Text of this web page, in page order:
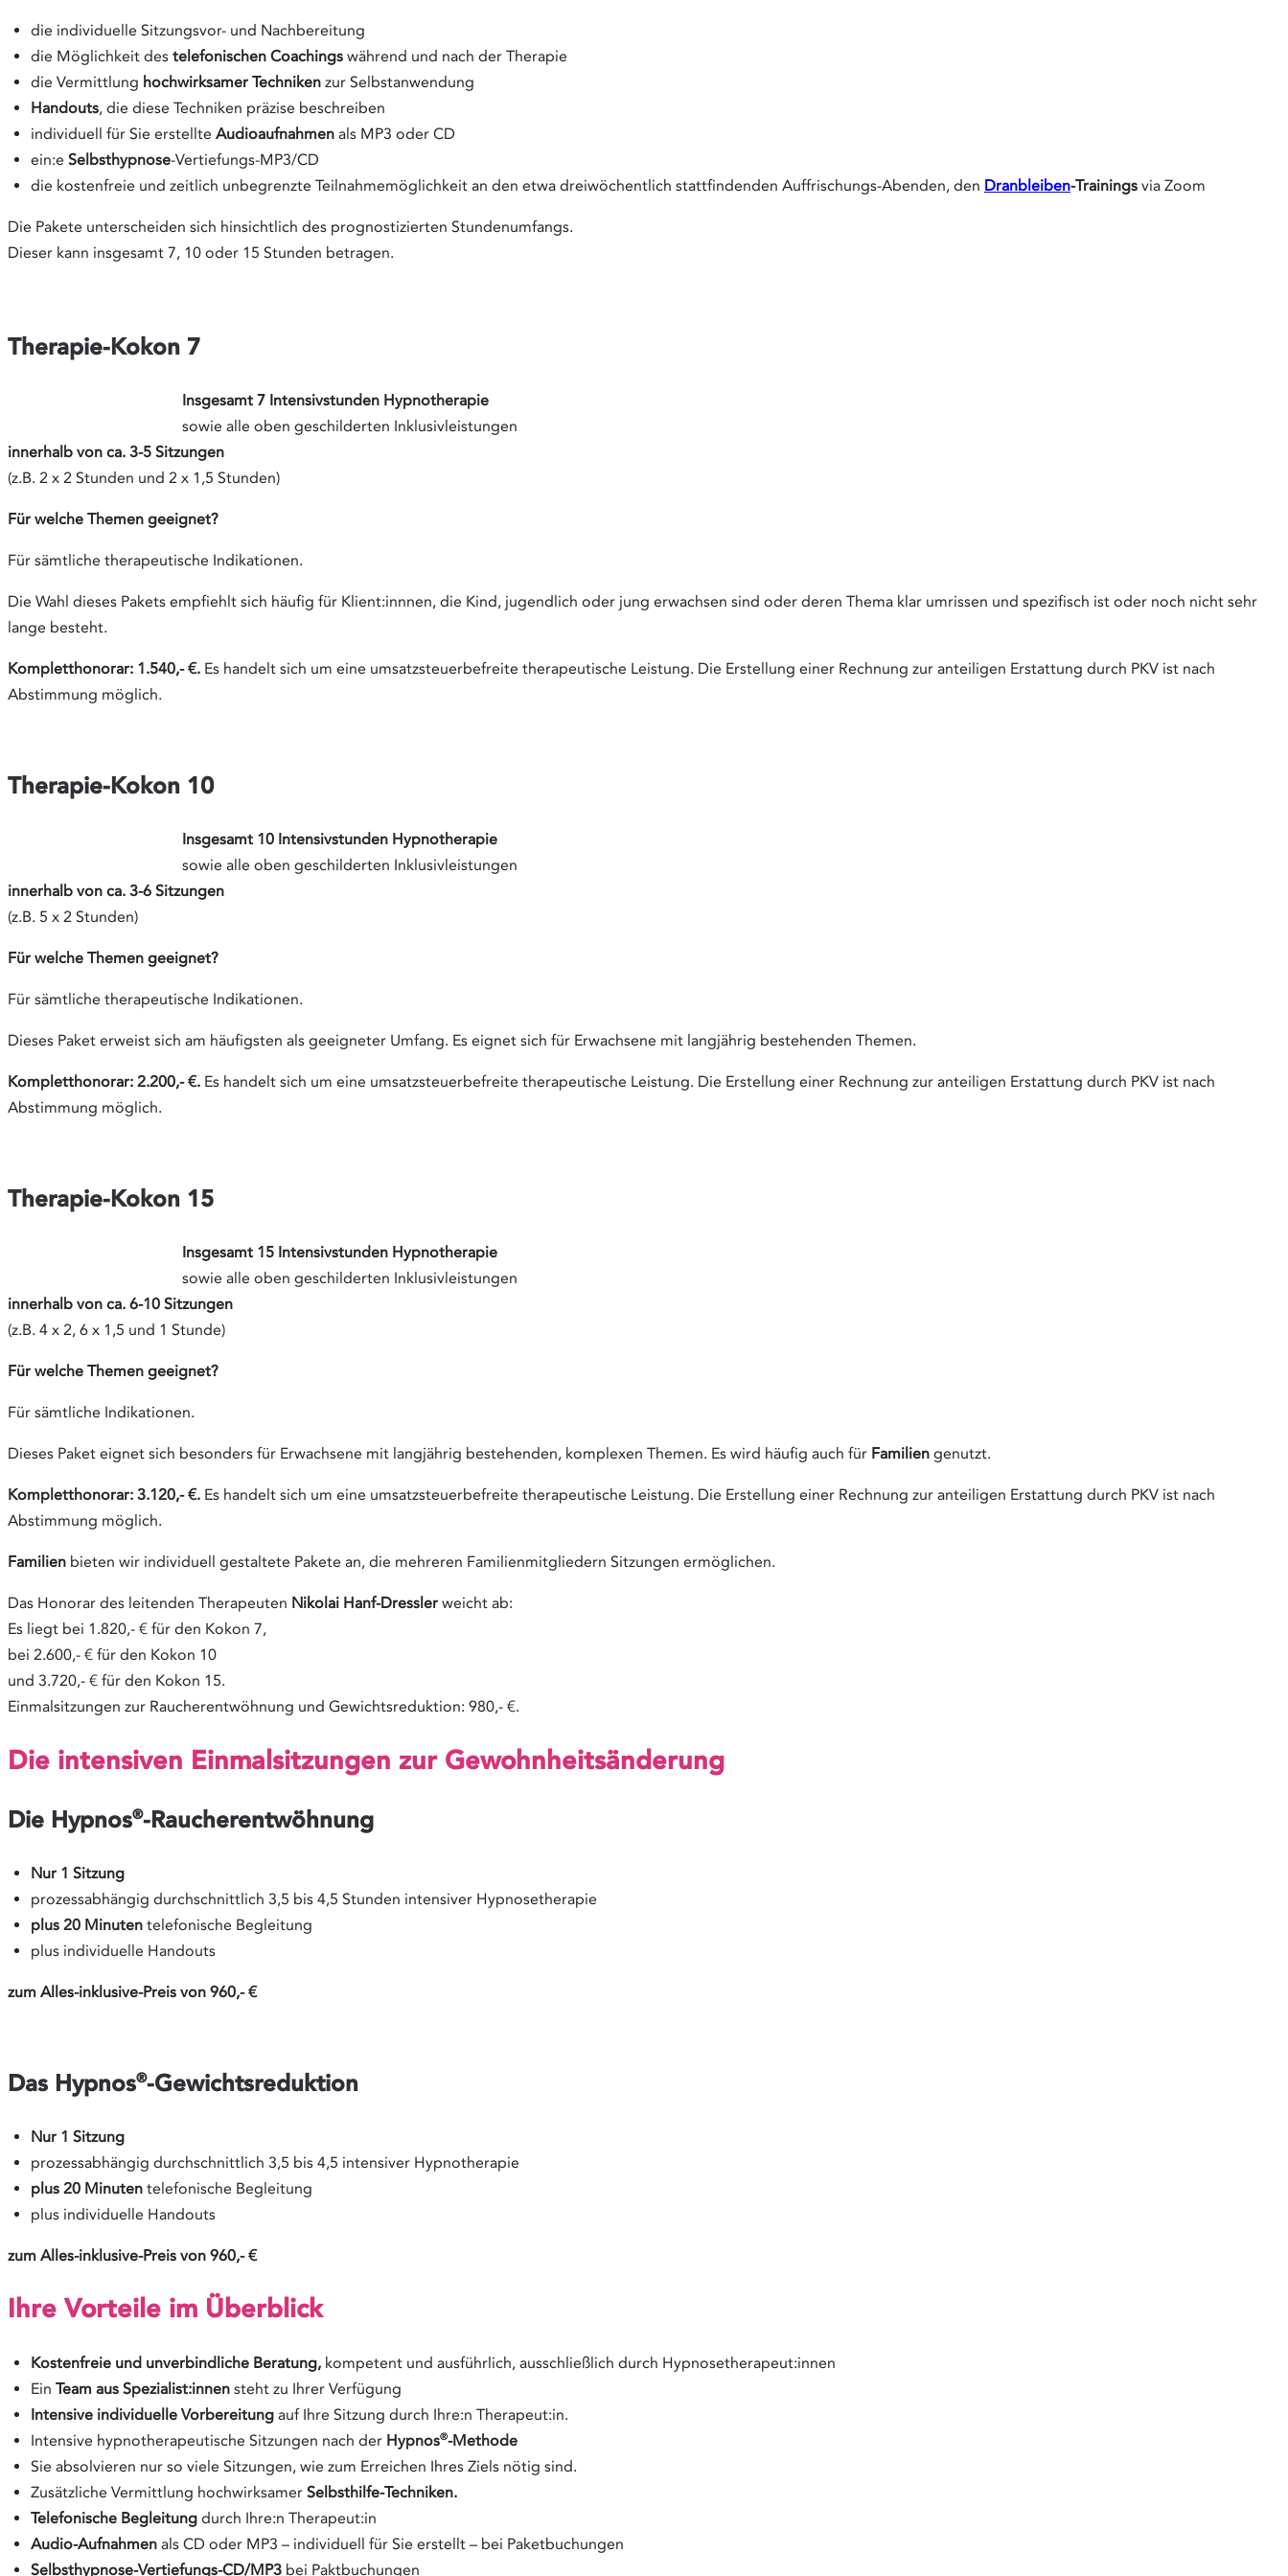
die individuelle Sitzungsvor- und Nachbereitung
die Möglichkeit des telefonischen Coachings während und nach der Therapie
die Vermittlung hochwirksamer Techniken zur Selbstanwendung
Handouts, die diese Techniken präzise beschreiben
individuell für Sie erstellte Audioaufnahmen als MP3 oder CD
ein:e Selbsthypnose-Vertiefungs-MP3/CD
die kostenfreie und zeitlich unbegrenzte Teilnahmemöglichkeit an den etwa dreiwöchentlich stattfindenden Auffrischungs-Abenden, den Dranbleiben-Trainings via Zoom
Die Pakete unterscheiden sich hinsichtlich des prognostizierten Stundenumfangs.
Dieser kann insgesamt 7, 10 oder 15 Stunden betragen.
Therapie-Kokon 7
Insgesamt 7 Intensivstunden Hypnotherapie
sowie alle oben geschilderten Inklusivleistungen
innerhalb von ca. 3-5 Sitzungen
(z.B. 2 x 2 Stunden und 2 x 1,5 Stunden)
Für welche Themen geeignet?
Für sämtliche therapeutische Indikationen.
Die Wahl dieses Pakets empfiehlt sich häufig für Klient:innnen, die Kind, jugendlich oder jung erwachsen sind oder deren Thema klar umrissen und spezifisch ist oder noch nicht sehr
lange besteht.
Kompletthonorar: 1.540,- €. Es handelt sich um eine umsatzsteuerbefreite therapeutische Leistung. Die Erstellung einer Rechnung zur anteiligen Erstattung durch PKV ist nach
Abstimmung möglich.
Therapie-Kokon 10
Insgesamt 10 Intensivstunden Hypnotherapie
sowie alle oben geschilderten Inklusivleistungen
innerhalb von ca. 3-6 Sitzungen
(z.B. 5 x 2 Stunden)
Für welche Themen geeignet?
Für sämtliche therapeutische Indikationen.
Dieses Paket erweist sich am häufigsten als geeigneter Umfang. Es eignet sich für Erwachsene mit langjährig bestehenden Themen.
Kompletthonorar: 2.200,- €. Es handelt sich um eine umsatzsteuerbefreite therapeutische Leistung. Die Erstellung einer Rechnung zur anteiligen Erstattung durch PKV ist nach
Abstimmung möglich.
Therapie-Kokon 15
Insgesamt 15 Intensivstunden Hypnotherapie
sowie alle oben geschilderten Inklusivleistungen
innerhalb von ca. 6-10 Sitzungen
(z.B. 4 x 2, 6 x 1,5 und 1 Stunde)
Für welche Themen geeignet?
Für sämtliche Indikationen.
Dieses Paket eignet sich besonders für Erwachsene mit langjährig bestehenden, komplexen Themen. Es wird häufig auch für Familien genutzt.
Kompletthonorar: 3.120,- €. Es handelt sich um eine umsatzsteuerbefreite therapeutische Leistung. Die Erstellung einer Rechnung zur anteiligen Erstattung durch PKV ist nach
Abstimmung möglich.
Familien bieten wir individuell gestaltete Pakete an, die mehreren Familienmitgliedern Sitzungen ermöglichen.
Das Honorar des leitenden Therapeuten Nikolai Hanf-Dressler weicht ab:
Es liegt bei 1.820,- € für den Kokon 7,
bei 2.600,- € für den Kokon 10
und 3.720,- € für den Kokon 15.
Einmalsitzungen zur Raucherentwöhnung und Gewichtsreduktion: 980,- €.
Die intensiven Einmalsitzungen zur Gewohnheitsänderung
Die Hypnos®-Raucherentwöhnung
Nur 1 Sitzung
prozessabhängig durchschnittlich 3,5 bis 4,5 Stunden intensiver Hypnosetherapie
plus 20 Minuten telefonische Begleitung
plus individuelle Handouts
zum Alles-inklusive-Preis von 960,- €
Das Hypnos®-Gewichtsreduktion
Nur 1 Sitzung
prozessabhängig durchschnittlich 3,5 bis 4,5 intensiver Hypnotherapie
plus 20 Minuten telefonische Begleitung
plus individuelle Handouts
zum Alles-inklusive-Preis von 960,- €
Ihre Vorteile im Überblick
Kostenfreie und unverbindliche Beratung, kompetent und ausführlich, ausschließlich durch Hypnosetherapeut:innen
Ein Team aus Spezialist:innen steht zu Ihrer Verfügung
Intensive individuelle Vorbereitung auf Ihre Sitzung durch Ihre:n Therapeut:in.
Intensive hypnotherapeutische Sitzungen nach der Hypnos®-Methode
Sie absolvieren nur so viele Sitzungen, wie zum Erreichen Ihres Ziels nötig sind.
Zusätzliche Vermittlung hochwirksamer Selbsthilfe-Techniken.
Telefonische Begleitung durch Ihre:n Therapeut:in
Audio-Aufnahmen als CD oder MP3 – individuell für Sie erstellt – bei Paketbuchungen
Selbsthypnose-Vertiefungs-CD/MP3 bei Paktbuchungen